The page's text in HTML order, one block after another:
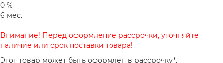
0 %
6 мес.
Внимание! Перед оформление рассрочки, уточняйте
наличие или срок поставки товара!
Этот товар может быть оформлен в рассрочку*.